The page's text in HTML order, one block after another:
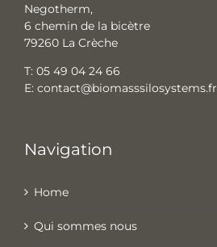
Negotherm,
6 chemin de la bicètre
79260 La Crèche
T: 05 49 04 24 66
E: contact@biomasssilosystems.fr
Navigation
Home
Qui sommes nous